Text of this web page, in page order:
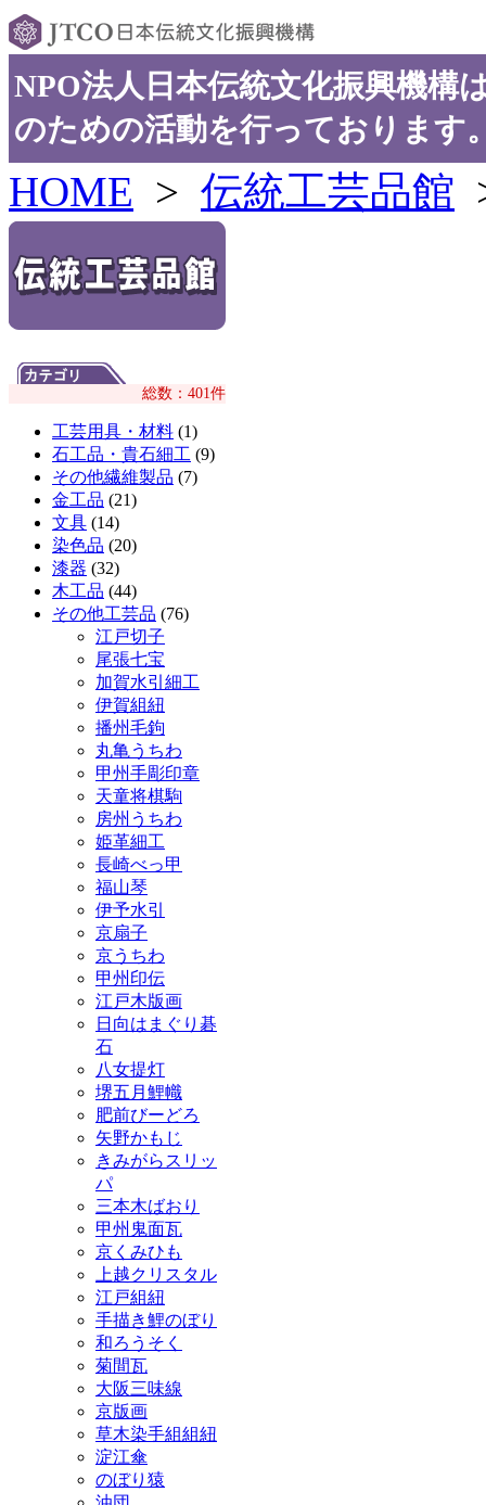
NPO法人日本伝統文化振興機構
のための活動を行っております
HOME > 伝統工芸品館
総数：401件
工芸用具・材料 (1)
石工品・貴石細工 (9)
その他繊維製品 (7)
金工品 (21)
文具 (14)
染色品 (20)
漆器 (32)
木工品 (44)
その他工芸品 (76)
江戸切子
尾張七宝
加賀水引細工
伊賀組紐
播州毛鉤
丸亀うちわ
甲州手彫印章
天童将棋駒
房州うちわ
姫革細工
長崎べっ甲
福山琴
伊予水引
京扇子
京うちわ
甲州印伝
江戸木版画
日向はまぐり碁
石
八女提灯
堺五月鯉幟
肥前びーどろ
矢野かもじ
きみがらスリッ
パ
三本木ばおり
甲州鬼面瓦
京くみひも
上越クリスタル
江戸組紐
手描き鯉のぼり
和ろうそく
菊間瓦
大阪三味線
京版画
草木染手組組紐
淀江傘
のぼり猿